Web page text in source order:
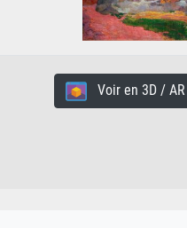
Voir en 3D / AR